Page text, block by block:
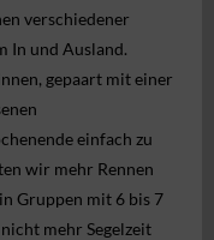
verschiedener
In und Ausland.
gepaart mit einer
einfach zu
wir mehr Rennen
Gruppen mit 6 bis 7
mehr Segelzeit